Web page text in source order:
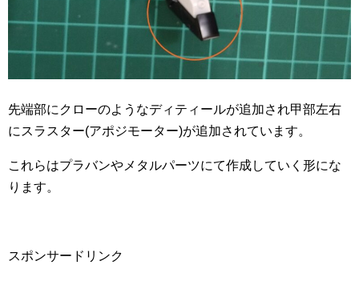
先端部にクローのようなディティールが追加され甲部左右
にスラスター(アポジモーター)が追加されています。
これらはプラバンやメタルパーツにて作成していく形にな
ります。
スポンサードリンク